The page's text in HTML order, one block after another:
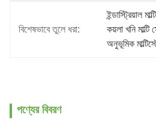
বিশেষভাবে তুলে ধরা:
ইন্ডাস্ট্রিয়াল
কয়লা খনি মাল্টি
অনুভূমিক
পণ্যের বিবরণ